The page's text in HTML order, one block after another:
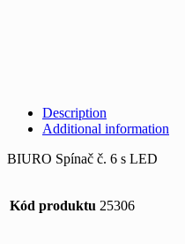
Description
Additional information
BIURO Spínač č. 6 s LED
Kód produktu 25306